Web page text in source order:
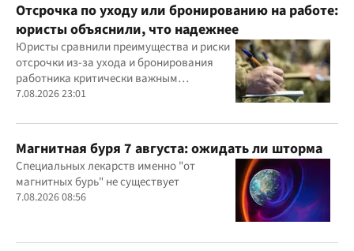
Отсрочка по уходу или бронированию на работе:
юристы объяснили, что надежнее
Юристы сравнили преимущества и риски
отсрочки из-за ухода и бронирования
работника критически важным
предприятием
7.08.2026 23:01
Магнитная буря 7 августа: ожидать ли шторма
Специальных лекарств именно "от
магнитных бурь" не существует
7.08.2026 08:56